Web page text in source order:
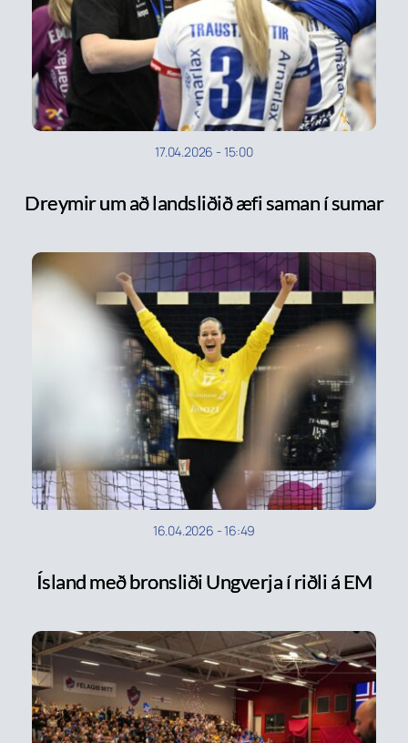
17.04.2026 - 15:00
Dreymir um að landsliðið æfi saman í sumar
16.04.2026 -16:49
Ísland með bronsliði Ungverja í riðli á EM